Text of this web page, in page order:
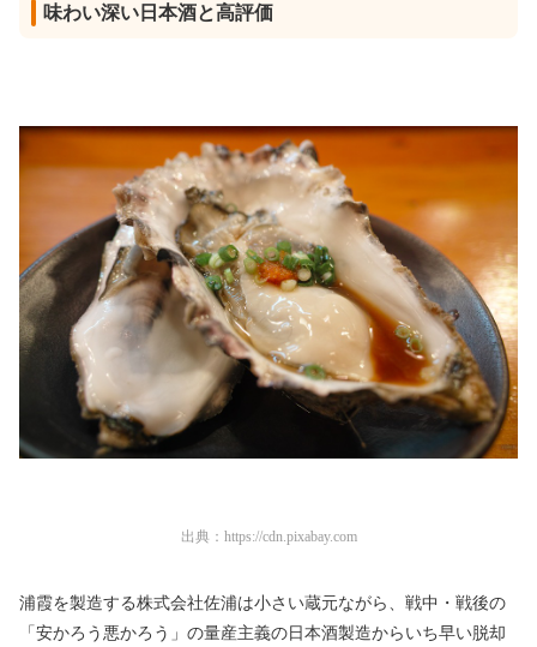
味わい深い日本酒と高評価
出典： https://cdn.pixabay.com
浦霞を製造する株式会社佐浦は小さい蔵元ながら、戦中・戦後の
「安かろう悪かろう」の量産主義の日本酒製造からいち早い脱却